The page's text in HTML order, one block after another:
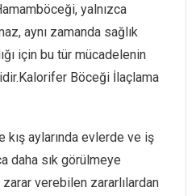
yalnızca
aynı zamanda sağlık
için bu tür mücadelenin
Böceği İlaçlama
aylarında evlerde ve iş
daha sık görülmeye
zarar verebilen zararlılardan